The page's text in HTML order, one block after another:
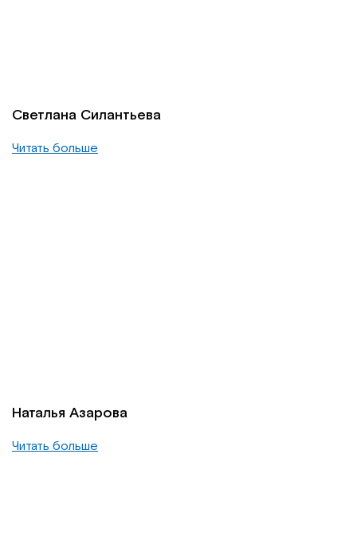
Светлана Силантьева
Читать больше
Наталья Азарова
Читать больше